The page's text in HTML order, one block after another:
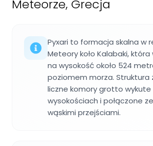
Meteorze, Grecja
Pyxari to formacja skalna w
Meteory koło Kalabaki, która
na wysokość około 524
poziomem morza. Struktura
liczne komory grotto wykute
wysokościach i połączone
wąskimi przejściami.